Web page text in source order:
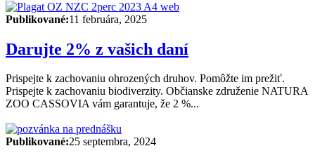
Publikované:11 februára, 2025
Darujte 2% z vašich daní
Prispejte k zachovaniu ohrozených druhov. Pomôžte im prežiť.
Prispejte k zachovaniu biodiverzity. Občianske združenie NATURA
ZOO CASSOVIA vám garantuje, že 2 %...
Publikované:25 septembra, 2024